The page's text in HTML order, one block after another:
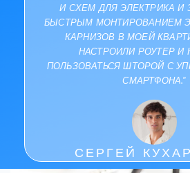
СЕРГЕЙ
И СХЕМ ДЛЯ ЭЛЕКТРИКА И
БЫСТРЫМ МОНТИРОВАНИЕМ
КАРНИЗОВ В МОЕЙ
НАСТРОИЛИ РОУТЕР И
ПОЛЬЗОВАТЬСЯ ШТОРОЙ С
СМАРТФОНА."